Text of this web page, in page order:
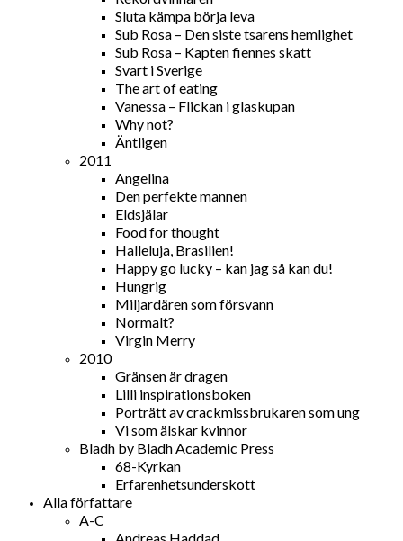
Sluta kämpa börja leva
Sub Rosa – Den siste tsarens hemlighet
Sub Rosa – Kapten fiennes skatt
Svart i Sverige
The art of eating
Vanessa – Flickan i glaskupan
Why not?
Äntligen
2011
Angelina
Den perfekte mannen
Eldsjälar
Food for thought
Halleluja, Brasilien!
Happy go lucky – kan jag så kan du!
Hungrig
Miljardären som försvann
Normalt?
Virgin Merry
2010
Gränsen är dragen
Lilli inspirationsboken
Porträtt av crackmissbrukaren som ung
Vi som älskar kvinnor
Bladh by Bladh Academic Press
68-Kyrkan
Erfarenhetsunderskott
Alla författare
A-C